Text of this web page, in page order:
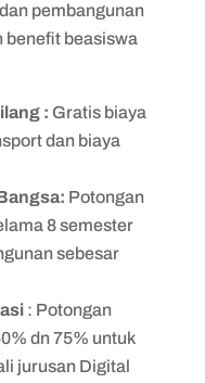
pembangunan
benefit beasiswa
: Gratis biaya
dan biaya
Potongan
8 semester
sebesar
: Potongan
dn 75% untuk
jurusan Digital